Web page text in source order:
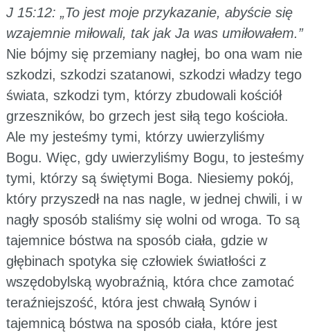
J 15:12: „To jest moje przykazanie, abyście się
wzajemnie miłowali, tak jak Ja was umiłowałem.”
Nie bójmy się przemiany nagłej, bo ona wam nie
szkodzi, szkodzi szatanowi, szkodzi władzy tego
świata, szkodzi tym, którzy zbudowali kościół
grzeszników, bo grzech jest siłą tego kościoła.
Ale my jesteśmy tymi, którzy uwierzyliśmy
Bogu. Więc, gdy uwierzyliśmy Bogu, to jesteśmy
tymi, którzy są świętymi Boga. Niesiemy pokój,
który przyszedł na nas nagle, w jednej chwili, i w
nagły sposób staliśmy się wolni od wroga. To są
tajemnice bóstwa na sposób ciała, gdzie w
głębinach spotyka się człowiek światłości z
wszędobylską wyobraźnią, która chce zamotać
teraźniejszość, która jest chwałą Synów i
tajemnicą bóstwa na sposób ciała, które jest